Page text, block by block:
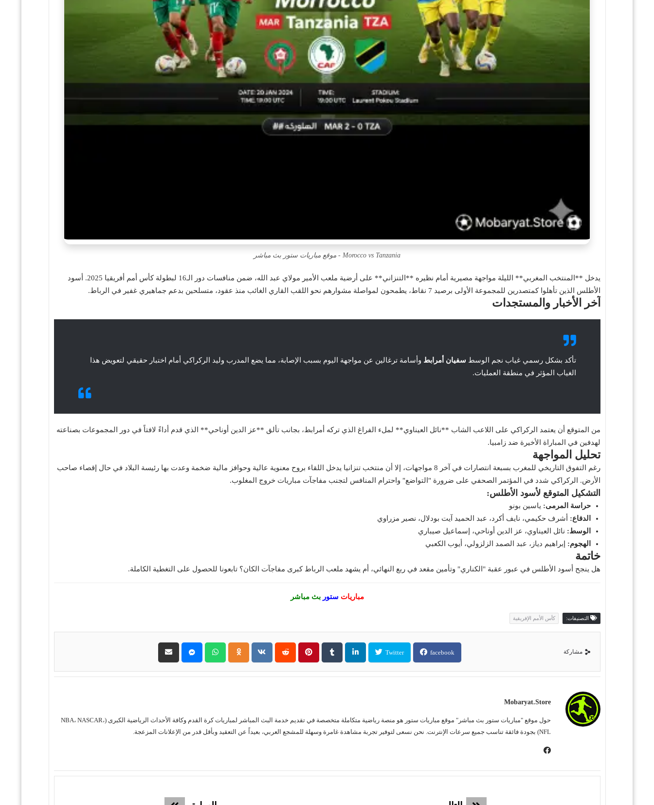
Morocco vs Tanzania - موقع مباريات ستور بث مباشر
يدخل **المنتخب المغربي** الليلة مواجهة مصيرية أمام نظيره **التنزاني** على أرضية ملعب الأمير مولاي عبد الله، ضمن منافسات دور الـ16 لبطولة كأس أمم أفريقيا 2025. أسود
الأطلس الذين تأهلوا كمتصدرين للمجموعة الأولى برصيد 7 نقاط، يطمحون لمواصلة مشوارهم نحو اللقب القاري الغائب منذ عقود، متسلحين بدعم جماهيري غفير في الرباط.
آخر الأخبار والمستجدات
تأكد بشكل رسمي غياب نجم الوسط سفيان أمرابط وأسامة ترغالين عن مواجهة اليوم بسبب الإصابة، مما يضع المدرب وليد الركراكي أمام اختبار حقيقي لتعويض هذا
الغياب المؤثر في منطقة العمليات.
من المتوقع أن يعتمد الركراكي على اللاعب الشاب **نائل العيناوي** لملء الفراغ الذي تركه أمرابط، بجانب تألق **عز الدين أوناحي** الذي قدم أداءً لافتاً في دور المجموعات بصناعته
لهدفين في المباراة الأخيرة ضد زامبيا.
تحليل المواجهة
رغم التفوق التاريخي للمغرب بسبعة انتصارات في آخر 8 مواجهات، إلا أن منتخب تنزانيا يدخل اللقاء بروح معنوية عالية وحوافز مالية ضخمة وعدت بها رئيسة البلاد في حال إقصاء صاحب
الأرض. الركراكي شدد في المؤتمر الصحفي على ضرورة "التواضع" واحترام المنافس لتجنب مفاجآت مباريات خروج المغلوب.
التشكيل المتوقع لأسود الأطلس:
حراسة المرمى: ياسين بونو
الدفاع: أشرف حكيمي، نايف أكرد، عبد الحميد آيت بودلال، نصير مزراوي
الوسط: نائل العيناوي، عز الدين أوناحي، إسماعيل صيباري
الهجوم: إبراهيم دياز، عبد الصمد الزلزولي، أيوب الكعبي
خاتمة
هل ينجح أسود الأطلس في عبور عقبة "الكناري" وتأمين مقعد في ربع النهائي، أم يشهد ملعب الرباط كبرى مفاجآت الكان؟ تابعونا للحصول على التغطية الكاملة.
مباريات ستور بث مباشر
التصنيفات: كأس الأمم الإفريقية
مشاركة facebook
Twitter
Mobaryat.store
حول موقع "مباريات ستور بث مباشر" موقع مباريات ستور هو منصة رياضية متكاملة متخصصة في تقديم خدمة البث المباشر لمباريات كرة القدم وكافة الأحداث الرياضية الكبرى (NBA، NASCAR،
NFL) بجودة فائقة تناسب جميع سرعات الإنترنت. نحن نسعى لتوفير تجربة مشاهدة غامرة وسهلة للمشجع العربي، بعيداً عن التعقيد وبأقل قدر من الإعلانات المزعجة.